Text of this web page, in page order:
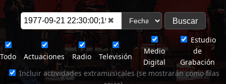
✖
Todo Actuaciones Radio Televisión
Medio
Digital
Estudio
de
Grabación
Incluir actividades extramusicales (se mostrarán como filas